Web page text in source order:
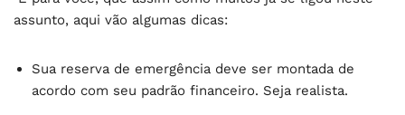
assunto, aqui vão algumas dicas:
Sua reserva de emergência deve ser montada de
acordo com seu padrão financeiro. Seja realista.